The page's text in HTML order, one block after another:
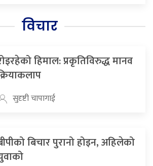
विचार
हिमाल: प्रकृतिविरुद्ध मानव
सुदृष्टी चापागाई
बिचार पुरानो होइन, अहिलेको